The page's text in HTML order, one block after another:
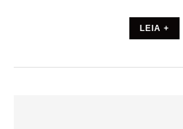
LEIA +